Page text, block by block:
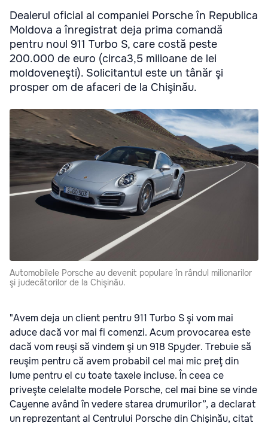
Dealerul oficial al companiei Porsche în Republica
Moldova a înregistrat deja prima comandă
pentru noul 911 Turbo S, care costă peste
200.000 de euro (circa3,5 milioane de lei
moldoveneşti). Solicitantul este un tânăr şi
prosper om de afaceri de la Chişinău.
Automobilele Porsche au devenit populare în rândul milionarilor
şi judecătorilor de la Chişinău.
"Avem deja un client pentru 911 Turbo S şi vom mai
aduce dacă vor mai fi comenzi. Acum provocarea este
dacă vom reuşi să vindem şi un 918 Spyder. Trebuie să
reuşim pentru că avem probabil cel mai mic preţ din
lume pentru el cu toate taxele incluse. În ceea ce
priveşte celelalte modele Porsche, cel mai bine se vinde
Cayenne având în vedere starea drumurilor”, a declarat
un reprezentant al Centrului Porsche din Chişinău, citat